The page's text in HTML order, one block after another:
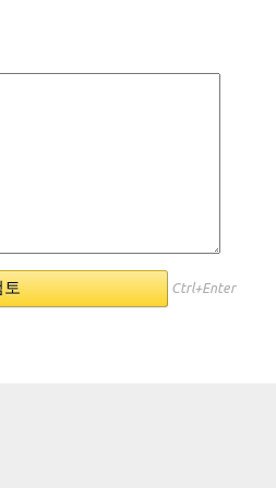
Ctrl+Enter